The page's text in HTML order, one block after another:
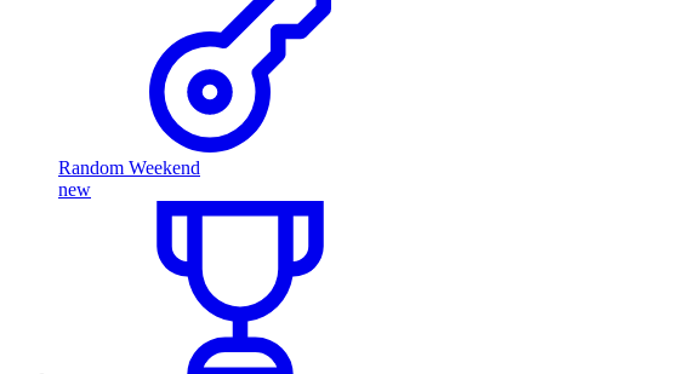
Random Weekend
new